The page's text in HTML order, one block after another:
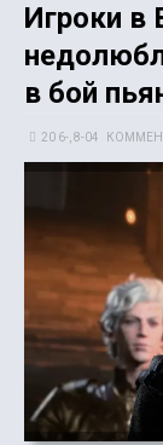
Игроки в
в бой
20 6-, 8-04